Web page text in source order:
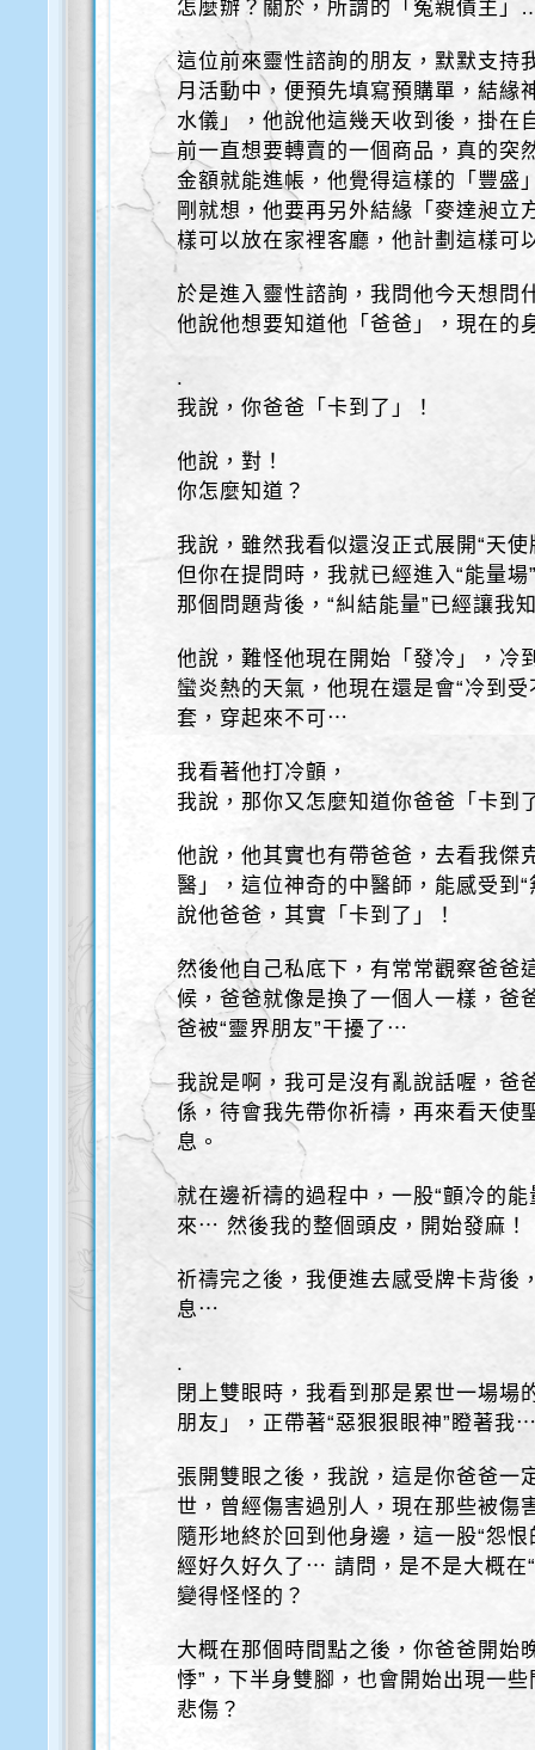
怎麼辦？關於，所謂的「冤親債主」
這位前來靈性諮詢的朋友，默默支持
月活動中，便預先填寫預購單，結緣
水儀」，他說他這幾天收到後，掛在
前一直想要轉賣的一個商品，真的突
金額就能進帳，他覺得這樣的「豐盛
剛就想，他要再另外結緣「麥達昶立
樣可以放在家裡客廳，他計劃這樣
於是進入靈性諮詢，我問他今天想問
他說他想要知道他「爸爸」，現在的
.
我說，你爸爸「卡到了」！
他說，對！
你怎麼知道？
我說，雖然我看似還沒正式展開“天使
但你在提問時，我就已經進入“能量場
那個問題背後，“糾結能量”已經讓我
他說，難怪他現在開始「發冷」，冷
蠻炎熱的天氣，他現在還是會“冷到
套，穿起來不可⋯
我看著他打冷顫，
我說，那你又怎麼知道你爸爸「卡到
他說，他其實也有帶爸爸，去看我傑
醫」，這位神奇的中醫師，能感受到
說他爸爸，其實「卡到了」！
然後他自己私底下，有常常觀察爸爸
候，爸爸就像是換了一個人一樣，爸
爸被“靈界朋友”干擾了⋯
我說是啊，我可是沒有亂說話喔，爸
係，待會我先帶你祈禱，再來看天使
息。
就在邊祈禱的過程中，一股“顫冷的
來⋯ 然後我的整個頭皮，開始發麻！
祈禱完之後，我便進去感受牌卡背後
息⋯
.
閉上雙眼時，我看到那是累世一場場
朋友」，正帶著“惡狠狠眼神”瞪著我
張開雙眼之後，我說，這是你爸爸一
世，曾經傷害過別人，現在那些被傷
隨形地終於回到他身邊，這一股“怨
經好久好久了⋯ 請問，是不是大概在
變得怪怪的？
大概在那個時間點之後，你爸爸開始
悸”，下半身雙腳，也會開始出現一
悲傷？